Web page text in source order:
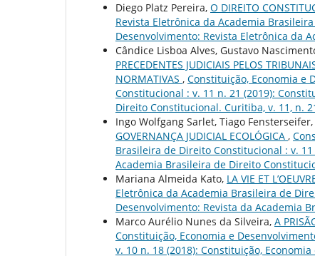
Diego Platz Pereira, O DIREITO
Revista Eletrônica da Academia
Desenvolvimento: Revista Eletrônica da
Cândice Lisboa Alves, Gustavo
PRECEDENTES JUDICIAIS PELOS
NORMATIVAS , Constituição, Economia e
Constitucional : v. 11 n. 21 (2019):
Direito Constitucional. Curitiba, v. 11, n.
Ingo Wolfgang Sarlet, Tiago Fensterseifer,
GOVERNANÇA JUDICIAL ECOLÓGICA ,
Brasileira de Direito Constitucional : v.
Academia Brasileira de Direito
Mariana Almeida Kato, LA VIE ET
Eletrônica da Academia Brasileira de
Desenvolvimento: Revista da Academia
Marco Aurélio Nunes da Silveira, A
Constituição, Economia e
v. 10 n. 18 (2018): Constituição,